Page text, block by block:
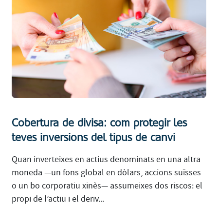
Cobertura de divisa: com protegir les
teves inversions del tipus de canvi
Quan inverteixes en actius denominats en una altra
moneda —un fons global en dòlars, accions suïsses
o un bo corporatiu xinès— assumeixes dos riscos: el
propi de l’actiu i el deriv...